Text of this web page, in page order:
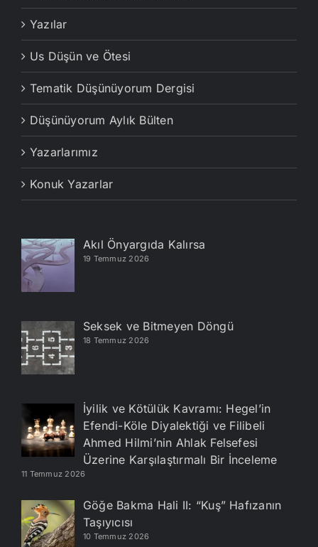
Yazılar
Us Düşün ve Ötesi
Tematik Düşünüyorum Dergisi
Düşünüyorum Aylık Bülten
Yazarlarımız
Konuk Yazarlar
Akıl Önyargıda Kalırsa
19 Temmuz 2026
Seksek ve Bitmeyen Döngü
18 Temmuz 2026
İyilik ve Kötülük Kavramı: Hegel’in
Efendi-Köle Diyalektiği ve Filibeli
Ahmed Hilmi’nin Ahlak Felsefesi
Üzerine Karşılaştırmalı Bir İnceleme
11 Temmuz 2026
Göğe Bakma Hali II: “Kuş” Hafızanın
Taşıyıcısı
10 Temmuz 2026